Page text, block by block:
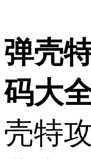
弹壳
码大
壳特